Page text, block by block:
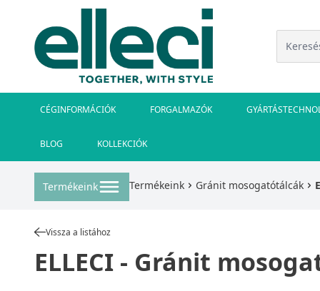
CÉGINFORMÁCIÓK FORGALMAZÓK
BLOG KOLLEKCIÓK
Termékeink Termékeink Gránit mosogatótálcák
Vissza a listához
ELLECI - Gránit